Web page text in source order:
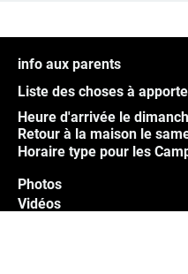
info aux parents
Liste des choses à
Heure d'arrivée le
Retour à la maison le
Horaire type pour les
Photos
Vidéos